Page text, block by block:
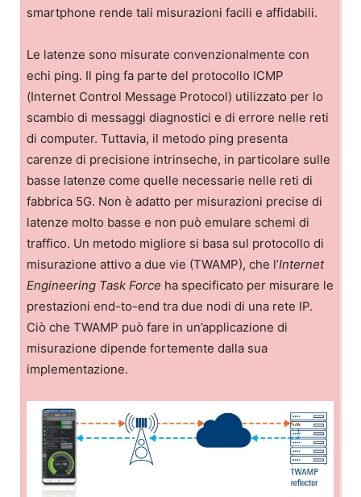
smartphone rende tali misurazioni facili e affidabili.
Le latenze sono misurate convenzionalmente con
echi ping. Il ping fa parte del protocollo ICMP
(Internet Control Message Protocol) utilizzato per lo
scambio di messaggi diagnostici e di errore nelle reti
di computer. Tuttavia, il metodo ping presenta
carenze di precisione intrinseche, in particolare sulle
basse latenze come quelle necessarie nelle reti di
fabbrica 5G. Non è adatto per misurazioni precise di
latenze molto basse e non può emulare schemi di
traffico. Un metodo migliore si basa sul protocollo di
misurazione attivo a due vie (TWAMP), che l’Internet
Engineering Task Force ha specificato per misurare le
prestazioni end-to-end tra due nodi di una rete IP.
Ciò che TWAMP può fare in un’applicazione di
misurazione dipende fortemente dalla sua
implementazione.